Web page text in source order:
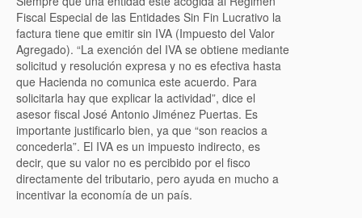
Fiscal Especial de las Entidades Sin Fin Lucrativo la
factura tiene que emitir sin IVA (Impuesto del Valor
Agregado). “La exención del IVA se obtiene mediante
solicitud y resolución expresa y no es efectiva hasta
que Hacienda no comunica este acuerdo. Para
solicitarla hay que explicar la actividad”, dice el
asesor fiscal José Antonio Jiménez Puertas. Es
importante justificarlo bien, ya que “son reacios a
concederla”. El IVA es un impuesto indirecto, es
decir, que su valor no es percibido por el fisco
directamente del tributario, pero ayuda en mucho a
incentivar la economía de un país.